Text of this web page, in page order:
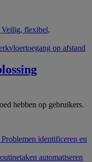
Veilig, flexibel,
op afstand
hebben op gebruikers.
Problemen identificeren en
automatiseren